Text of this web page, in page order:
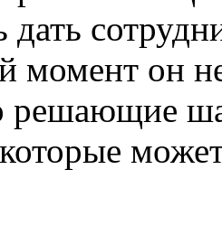
момент он
решающие